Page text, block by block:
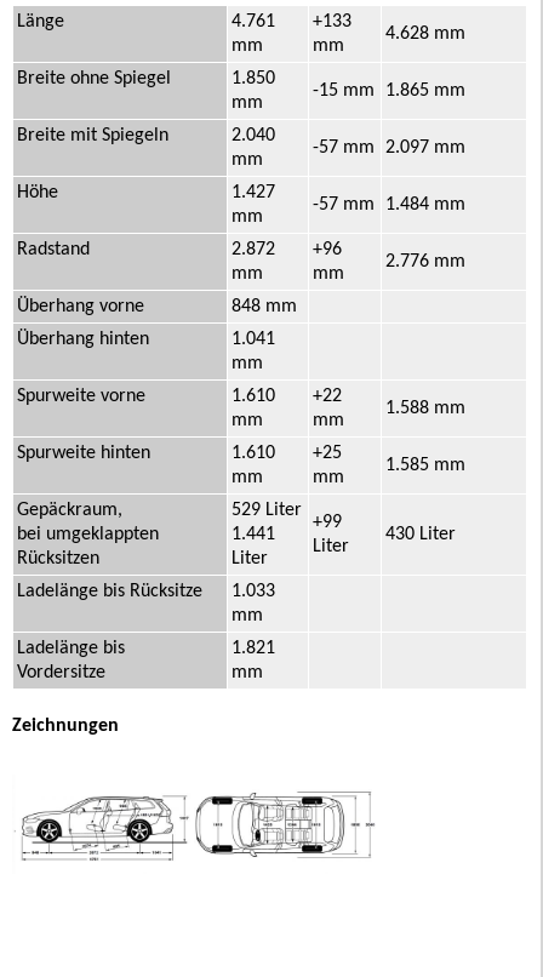
Länge
4.761
mm
+133
mm
4.628 mm
Breite ohne Spiegel
1.850
mm
-15 mm 1.865 mm
Breite mit Spiegeln
2.040
mm
-57 mm 2.097 mm
Höhe
1.427
mm
-57 mm 1.484 mm
Radstand
2.872
mm
+96
mm
2.776 mm
Überhang vorne
848 mm
Überhang hinten
1.041
mm
Spurweite vorne
1.610
mm
+22
mm
1.588 mm
Spurweite hinten
1.610
mm
+25
mm
1.585 mm
Gepäckraum,
bei umgeklappten
Rücksitzen
529 Liter
1.441
Liter
+99
Liter
430 Liter
Ladelänge bis Rücksitze
1.033
mm
Ladelänge bis
Vordersitze
1.821
mm
Zeichnungen